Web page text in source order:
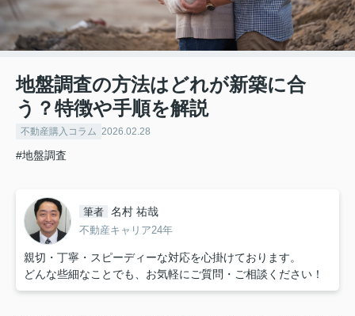
地盤調査の方法はどれが新築に合
う？特徴や手順を解説
不動産購入コラム 2026.02.28
#地盤調査
筆者 名村 祐哉
不動産キャリア24年
親切・丁寧・スピーディーな対応を心掛けております。
どんな些細なことでも、お気軽にご質問・ご相談ください！